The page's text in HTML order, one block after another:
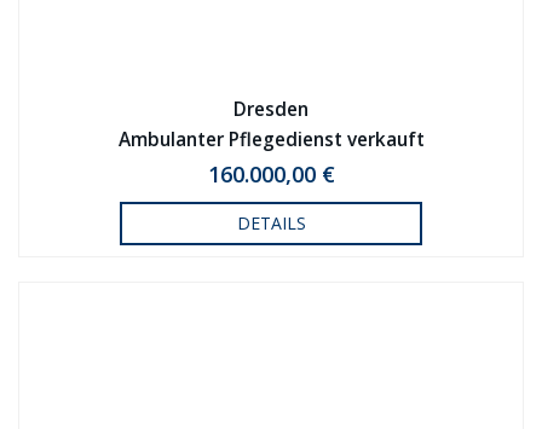
Dresden
Ambulanter Pflegedienst verkauft
160.000,00 €
DETAILS